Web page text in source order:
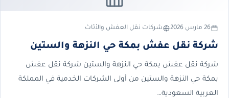
26 مارس 2026 شركات نقل العفش والأثاث
شركة نقل عفش بمكة حي النزهة والستين
شركة نقل عفش بمكة حي النزهة والستين شركة نقل عفش
بمكة حي النزهة والستين من أولى الشركات الخدمية في المملكة
العربية السعودية…